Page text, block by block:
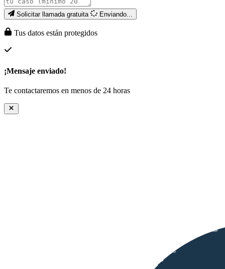
Solicitar llamada gratuita Enviando...
Tus datos están protegidos
¡Mensaje enviado!
Te contactaremos en menos de 24 horas